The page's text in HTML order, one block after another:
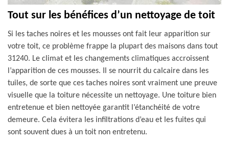
Tout sur les bénéfices d’un nettoyage de toit
Si les taches noires et les mousses ont fait leur apparition sur
votre toit, ce problème frappe la plupart des maisons dans tout
31240. Le climat et les changements climatiques accroissent
l’apparition de ces mousses. Il se nourrit du calcaire dans les
tuiles, de sorte que ces taches noires sont vraiment une preuve
visuelle que la toiture nécessite un nettoyage. Une toiture bien
entretenue et bien nettoyée garantit l’étanchéité de votre
demeure. Cela évitera les infiltrations d’eau et les fuites qui
sont souvent dues à un toit non entretenu.